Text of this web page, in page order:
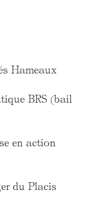
Hameaux
BRS (bail
en action
du Placis